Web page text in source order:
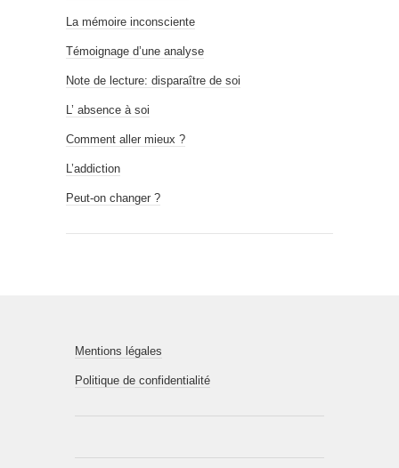
La mémoire inconsciente
Témoignage d’une analyse
Note de lecture: disparaître de soi
L’ absence à soi
Comment aller mieux ?
L’addiction
Peut-on changer ?
Mentions légales
Politique de confidentialité